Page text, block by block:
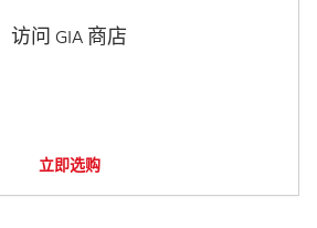
访问 GIA 商店
立即选购